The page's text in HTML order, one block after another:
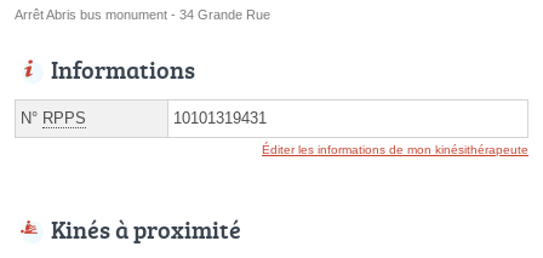
Arrêt Abris bus monument - 34 Grande Rue
Informations
N° RPPS 10101319431
Éditer les informations de mon kinésithérapeute
Kinés à proximité